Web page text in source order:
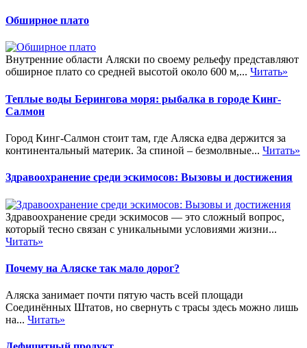
Обширное плато
Внутренние области Аляски по своему рельефу представляют
обширное плато со средней высотой около 600 м,... Читать»
Теплые воды Берингова моря: рыбалка в городе Кинг-
Салмон
Город Кинг-Салмон стоит там, где Аляска едва держится за
континентальный материк. За спиной – безмолвные... Читать»
Здравоохранение среди эскимосов: Вызовы и достижения
Здравоохранение среди эскимосов — это сложный вопрос,
который тесно связан с уникальными условиями жизни...
Читать»
Почему на Аляске так мало дорог?
Аляска занимает почти пятую часть всей площади
Соединённых Штатов, но свернуть с трасы здесь можно лишь
на... Читать»